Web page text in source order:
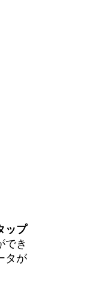
ップ
でき
タが